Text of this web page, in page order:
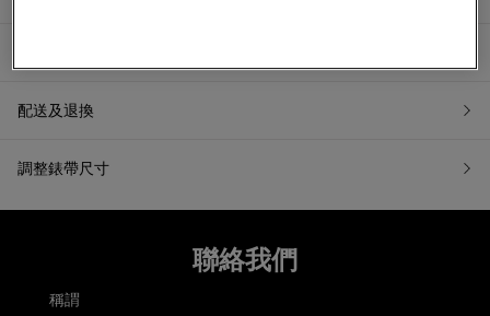
如果您希望退換貨，請在收到貨品日起計7天內提交退換貨申請
或聯繫我們的客戶服務。所有退回商品都必須處於「原銷售狀
配送及退換
調整錶帶尺寸
聯絡我們
稱謂